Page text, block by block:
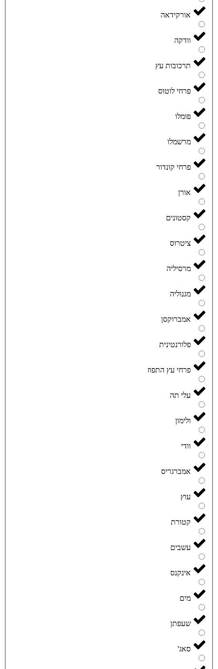
אורקידאה
וודקה
תרכובות עץ
פרחי לוטוס
פומלו
מרשמלו
פרחי קונדור
אורן
קסטונים
ציטרוס
מרסיליה
מגנוליה
אמברוקסן
פלורנטינית
פרחי עץ התפוז
עלי תה
ולימון
וודי
אמברגריס
עוץ
קטורת
עשבים
אינקנס
מים
שעפתן
סאג'